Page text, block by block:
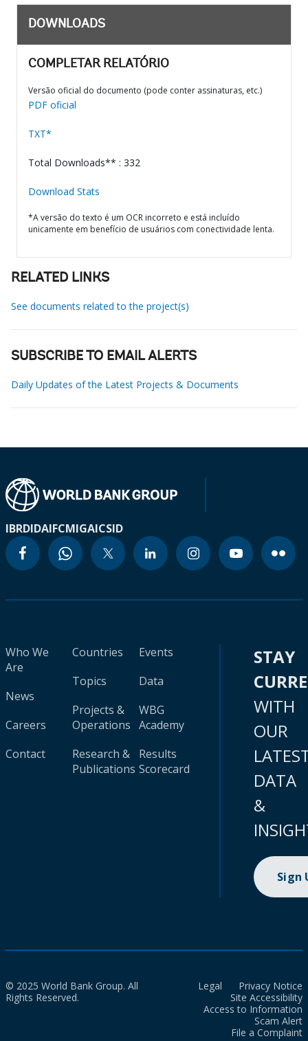
DOWNLOADS
COMPLETAR RELATÓRIO
Versão oficial do documento (pode conter assinaturas, etc.)
PDF oficial
TXT*
Total Downloads** : 332
Download Stats
*A versão do texto é um OCR incorreto e está incluído
unicamente em benefício de usuários com conectividade lenta.
RELATED LINKS
See documents related to the project(s)
SUBSCRIBE TO EMAIL ALERTS
Daily Updates of the Latest Projects & Documents
IBRDIDAIFCMIGAICSID
Who We
Are
News
Careers
Contact
Countries
Topics
Projects &
Operations
Research &
Publications
Events
Data
WBG
Academy
Results
Scorecard
STAY
WITH
OUR
DATA
&
Sign
© 2025 World Bank Group. All
Rights Reserved.
Legal
Privacy Notice
Site Accessibility
Access to Information
Scam Alert
File a Complaint